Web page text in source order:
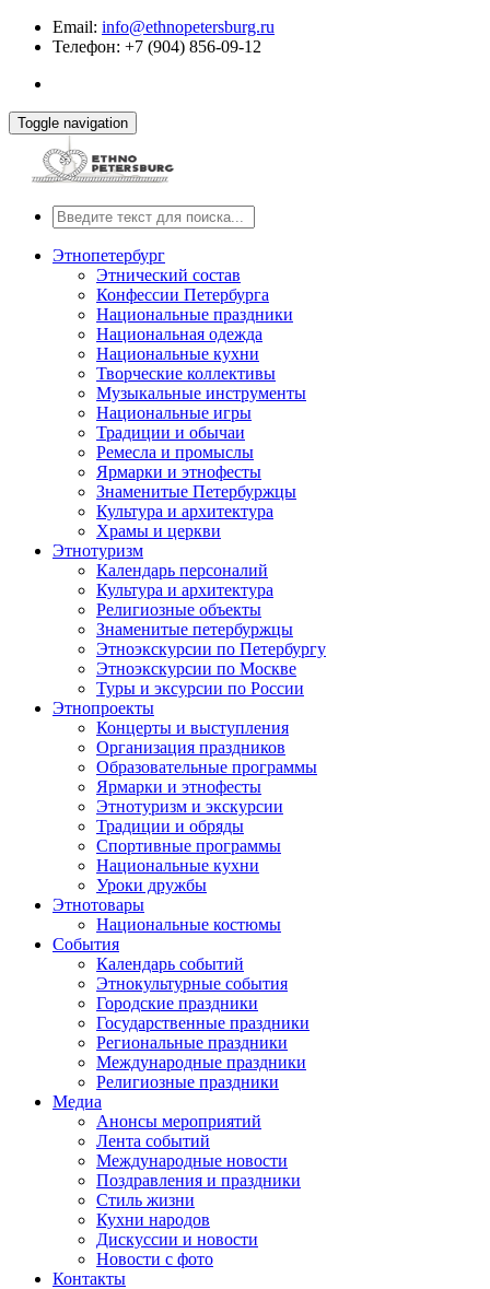
Email: info@ethnopetersburg.ru
Телефон: +7 (904) 856-09-12
Toggle navigation
Этнопетербург
Этнический состав
Конфессии Петербурга
Национальные праздники
Национальная одежда
Национальные кухни
Творческие коллективы
Музыкальные инструменты
Национальные игры
Традиции и обычаи
Ремесла и промыслы
Ярмарки и этнофесты
Знаменитые Петербуржцы
Культура и архитектура
Храмы и церкви
Этнотуризм
Календарь персоналий
Культура и архитектура
Религиозные объекты
Знаменитые петербуржцы
Этноэкскурсии по Петербургу
Этноэкскурсии по Москве
Туры и эксурсии по России
Этнопроекты
Концерты и выступления
Организация праздников
Образовательные программы
Ярмарки и этнофесты
Этнотуризм и экскурсии
Традиции и обряды
Спортивные программы
Национальные кухни
Уроки дружбы
Этнотовары
Национальные костюмы
События
Календарь событий
Этнокультурные события
Городские праздники
Государственные праздники
Региональные праздники
Международные праздники
Религиозные праздники
Медиа
Анонсы мероприятий
Лента событий
Международные новости
Поздравления и праздники
Cтиль жизни
Кухни народов
Дискуссии и новости
Новости с фото
Контакты